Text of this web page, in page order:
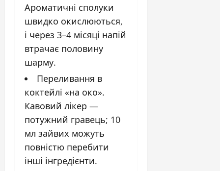
Ароматичні сполуки
швидко окислюються,
і через 3–4 місяці напій
втрачає половину
шарму.
Переливання в
коктейлі «на око».
Кавовий лікер —
потужний гравець; 10
мл зайвих можуть
повністю перебити
інші інгредієнти.